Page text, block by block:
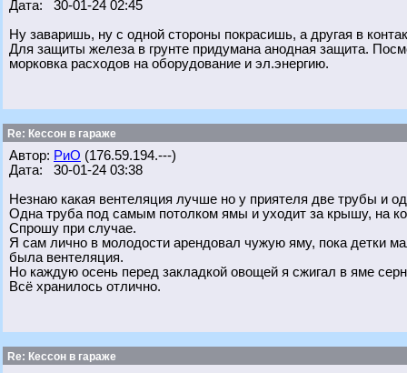
Дата: 30-01-24 02:45
Ну заваришь, ну с одной стороны покрасишь, а другая в
Для защиты железа в грунте придумана анодная защита.
морковка расходов на оборудование и эл.энергию.
Re: Кессон в гараже
Автор: РиО (176.59.194.---)
Дата: 30-01-24 03:38
Незнаю какая вентеляция лучше но у приятеля две трубы и
Одна труба под самым потолком ямы и уходит за крышу, на
Спрошу при случае.
Я сам лично в молодости арендовал чужую яму, пока детки
была вентеляция.
Но каждую осень перед закладкой овощей я сжигал в яме
Всё хранилось отлично.
Re: Кессон в гараже